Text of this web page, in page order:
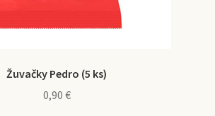
Žuvačky Pedro (5 ks)
0,90 €